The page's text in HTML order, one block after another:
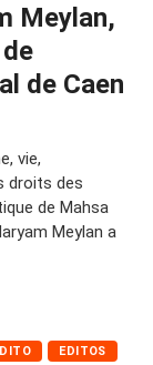
Meylan,
de Caen
vie,
droits des
de Mahsa
Meylan a
EDITOS